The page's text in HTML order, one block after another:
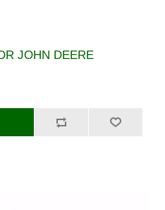
JOHN DEERE